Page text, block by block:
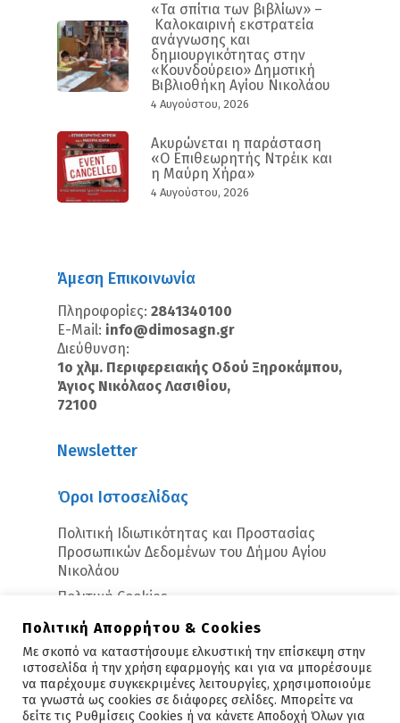
«Τα σπίτια των βιβλίων» –
Καλοκαιρινή εκστρατεία
ανάγνωσης και
δημιουργικότητας στην
«Κουνδούρειο» Δημοτική
Βιβλιοθήκη Αγίου Νικολάου
4 Αυγούστου, 2026
Ακυρώνεται η παράσταση
«Ο Επιθεωρητής Ντρέικ και
η Μαύρη Χήρα»
4 Αυγούστου, 2026
Άμεση Επικοινωνία
Πληροφορίες: 2841340100
E-Mail: info@dimosagn.gr
Διεύθυνση:
1ο χλμ. Περιφερειακής Οδού Ξηροκάμπου,
Άγιος Νικόλαος Λασιθίου,
72100
Newsletter
Όροι Ιστοσελίδας
Πολιτική Ιδιωτικότητας και Προστασίας
Προσωπικών Δεδομένων του Δήμου Αγίου
Νικολάου
Πολιτική Cookies
Copyright © 2026 - Άγιος Νικόλαος
Πολιτική Απορρήτου & Cookies
Με σκοπό να καταστήσουμε ελκυστική την επίσκεψη στην
ιστοσελίδα ή την χρήση εφαρμογής και για να μπορέσουμε
να παρέχουμε συγκεκριμένες λειτουργίες, χρησιμοποιούμε
τα γνωστά ως cookies σε διάφορες σελίδες. Μπορείτε να
δείτε τις Ρυθμίσεις Cookies ή να κάνετε Αποδοχή Όλων για